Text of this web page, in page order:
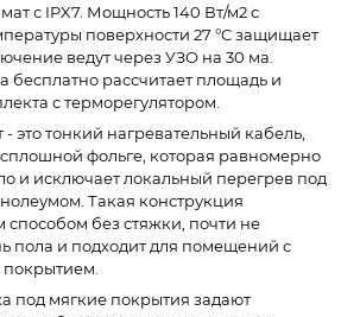
с IPX7. Мощность 140 Вт/м2 с
поверхности 27 °C защищает
ведут через УЗО на 30 ма.
бесплатно рассчитает площадь и
с терморегулятором.
тонкий нагревательный кабель,
фольге, которая равномерно
и исключает локальный перегрев под
Такая конструкция
способом без стяжки, почти не
пола и подходит для помещений с
под мягкие покрытия задают